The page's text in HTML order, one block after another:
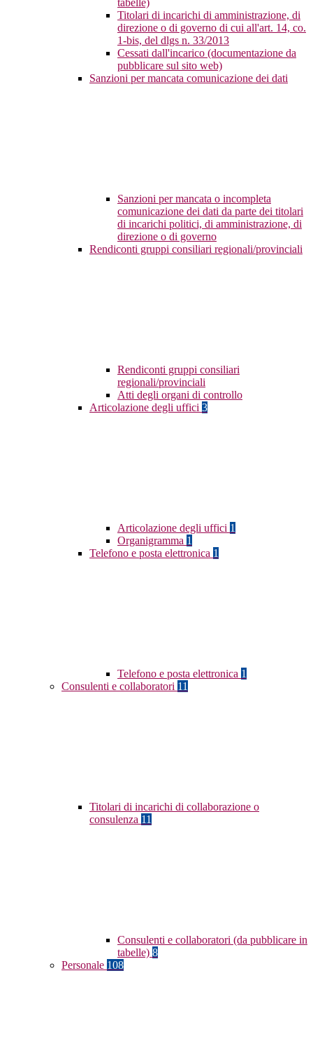
tabelle)
Titolari di incarichi di amministrazione, di
direzione o di governo di cui all'art. 14, co.
1-bis, del dlgs n. 33/2013
Cessati dall'incarico (documentazione da
pubblicare sul sito web)
Sanzioni per mancata comunicazione dei dati
Sanzioni per mancata o incompleta
comunicazione dei dati da parte dei titolari
di incarichi politici, di amministrazione, di
direzione o di governo
Rendiconti gruppi consiliari regionali/provinciali
Rendiconti gruppi consiliari
regionali/provinciali
Atti degli organi di controllo
Articolazione degli uffici 3
Articolazione degli uffici 1
Organigramma 1
Telefono e posta elettronica 1
Telefono e posta elettronica 1
Consulenti e collaboratori 11
Titolari di incarichi di collaborazione o
consulenza 11
Consulenti e collaboratori (da pubblicare in
tabelle) 8
Personale 108